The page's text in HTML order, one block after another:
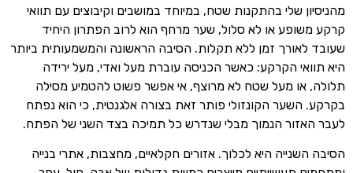
מהניסיון שלי בהתקנות שטח, במיוחד במושבים וקיבוצים עם תוואי
קרקע משופע או לא סלול, שער מרחף הוא לרוב הפתרון היחיד
שעובד לאורך זמן ללא תקלות. הסיבה הראשונה והמשמעותית ביותר
היא תוואי הקרקע: כאשר הכניסה עוברת מעל ואדי, מעל ירידה
תלולה, או מעל שטח לא מרוצף, אי אפשר פשוט להטמיע מסילה
בקרקע. השער הקונזולי פותר זאת בצורה אלגנטית, כי הוא נפתח
לעבר האזור הנמוך מבלי שנדרש כל תמיכה בצד השני של הפתח.
הסיבה השנייה היא לכלוך. אזורים חקלאיים, מחצבות, אתרי בנייה